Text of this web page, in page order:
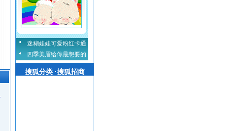
迷糊娃娃可爱粉红卡通
四季美眉给你最想要的
搜狐分类 ·搜狐招商